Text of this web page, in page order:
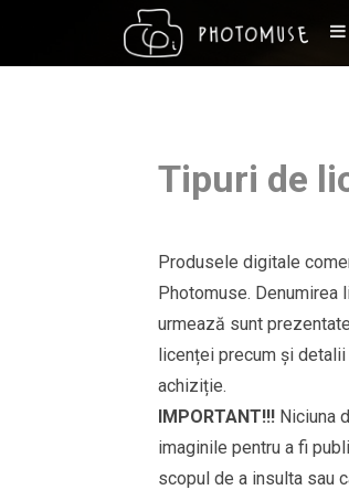
Tipuri de
Produsele digitale
Photomuse. Denumirea
urmează sunt
licenței precum și
achiziție.
IMPORTANT!!! Niciuna
imaginile pentru a fi
scopul de a insulta sau